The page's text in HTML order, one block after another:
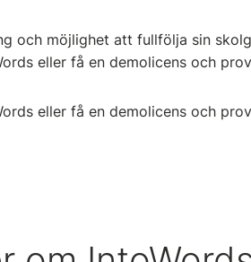
och möjlighet att fullfölja sin
eller få en demolicens och
eller få en demolicens och